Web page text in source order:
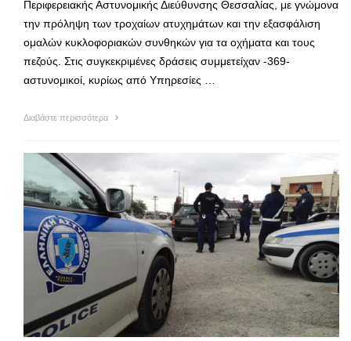
Περιφερειακής Αστυνομικής Διεύθυνσης Θεσσαλίας, με γνώμονα
την πρόληψη των τροχαίων ατυχημάτων και την εξασφάλιση
ομαλών κυκλοφοριακών συνθηκών για τα οχήματα και τους
πεζούς. Στις συγκεκριμένες δράσεις συμμετείχαν -369-
αστυνομικοί, κυρίως από Υπηρεσίες …
Διαβάστε περισσότερα